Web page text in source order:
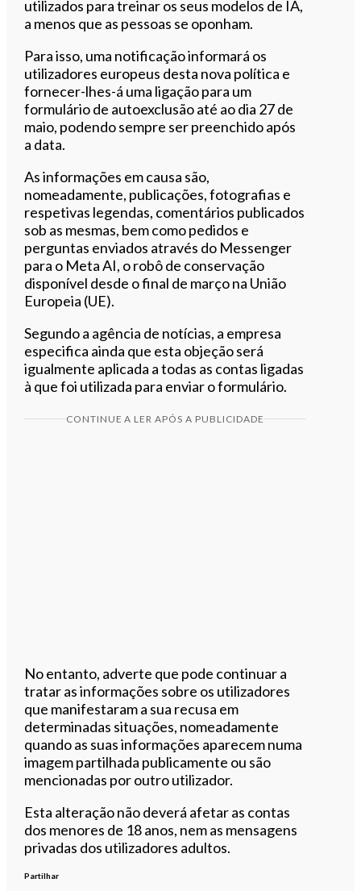
utilizados para treinar os seus modelos de IA,
a menos que as pessoas se oponham.
Para isso, uma notificação informará os
utilizadores europeus desta nova política e
fornecer-lhes-á uma ligação para um
formulário de autoexclusão até ao dia 27 de
maio, podendo sempre ser preenchido após
a data.
As informações em causa são,
nomeadamente, publicações, fotografias e
respetivas legendas, comentários publicados
sob as mesmas, bem como pedidos e
perguntas enviados através do Messenger
para o Meta AI, o robô de conservação
disponível desde o final de março na União
Europeia (UE).
Segundo a agência de notícias, a empresa
especifica ainda que esta objeção será
igualmente aplicada a todas as contas ligadas
à que foi utilizada para enviar o formulário.
CONTINUE A LER APÓS A PUBLICIDADE
No entanto, adverte que pode continuar a
tratar as informações sobre os utilizadores
que manifestaram a sua recusa em
determinadas situações, nomeadamente
quando as suas informações aparecem numa
imagem partilhada publicamente ou são
mencionadas por outro utilizador.
Esta alteração não deverá afetar as contas
dos menores de 18 anos, nem as mensagens
privadas dos utilizadores adultos.
Partilhar